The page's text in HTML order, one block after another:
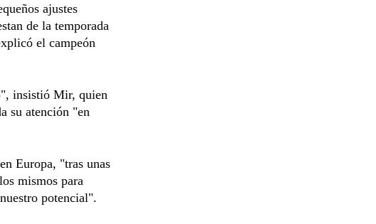
ajustes
de la temporada
el campeón
insistió Mir, quien
su atención "en
Europa, "tras unas
mismos para
potencial".